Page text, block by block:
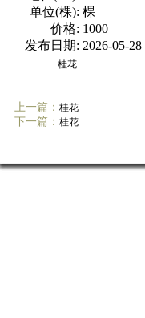
单位(棵):棵
价格: 1000
发布日期: 2026-05-28
桂花
上一篇： 桂花
下一篇： 桂花